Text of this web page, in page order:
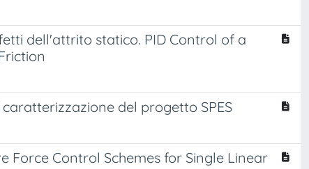
dell'attrito statico. PID Control of a
del progetto SPES
Force Control Schemes for Single Linear